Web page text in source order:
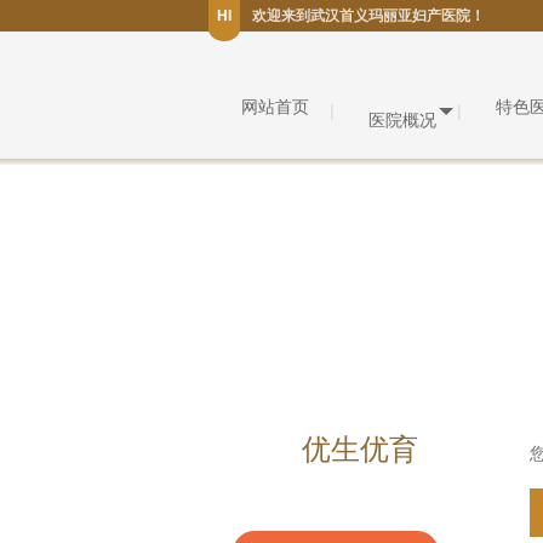
HI 欢迎来到武汉首义玛丽亚妇产医院！
网站首页
医院概况
特色
优生优育